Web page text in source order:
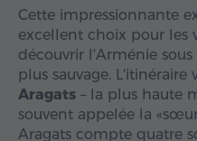
Cette impressionnante
excellent choix pour les
découvrir l'Arménie
plus sauvage. L'itinéraire
Aragats – la plus haute
souvent appelée la
Aragats compte quatre